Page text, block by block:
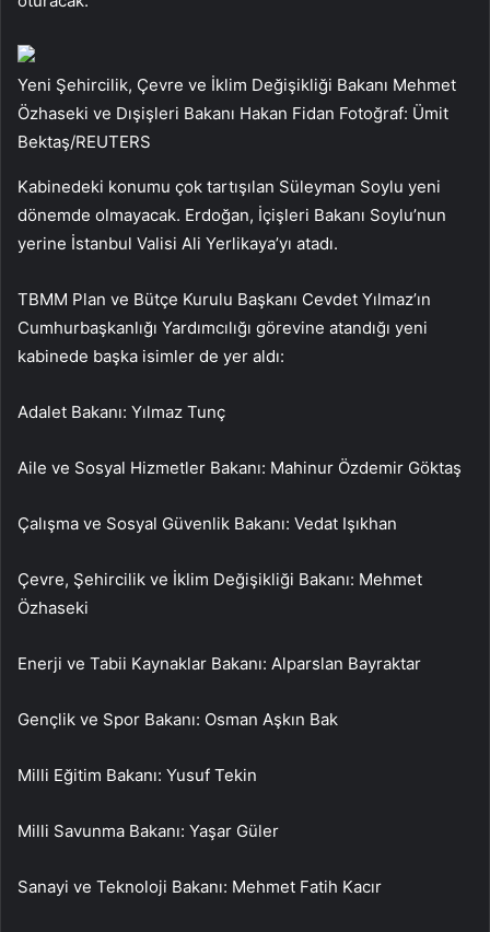
Yeni Şehircilik, Çevre ve İklim Değişikliği Bakanı Mehmet
Özhaseki ve Dışişleri Bakanı Hakan Fidan Fotoğraf: Ümit
Bektaş/REUTERS
Kabinedeki konumu çok tartışılan Süleyman Soylu yeni
dönemde olmayacak. Erdoğan, İçişleri Bakanı Soylu’nun
yerine İstanbul Valisi Ali Yerlikaya’yı atadı.
TBMM Plan ve Bütçe Kurulu Başkanı Cevdet Yılmaz’ın
Cumhurbaşkanlığı Yardımcılığı görevine atandığı yeni
kabinede başka isimler de yer aldı:
Adalet Bakanı: Yılmaz Tunç
Aile ve Sosyal Hizmetler Bakanı: Mahinur Özdemir Göktaş
Çalışma ve Sosyal Güvenlik Bakanı: Vedat Işıkhan
Çevre, Şehircilik ve İklim Değişikliği Bakanı: Mehmet
Özhaseki
Enerji ve Tabii Kaynaklar Bakanı: Alparslan Bayraktar
Gençlik ve Spor Bakanı: Osman Aşkın Bak
Milli Eğitim Bakanı: Yusuf Tekin
Milli Savunma Bakanı: Yaşar Güler
Sanayi ve Teknoloji Bakanı: Mehmet Fatih Kacır